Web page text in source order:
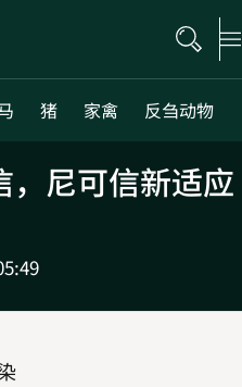
猪 家禽 反刍动物
，尼可信新适应